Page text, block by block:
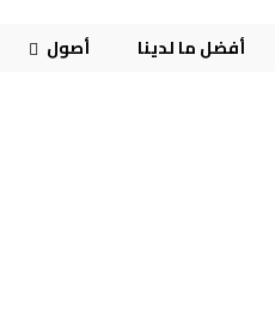
أفضل ما لدينا أصول